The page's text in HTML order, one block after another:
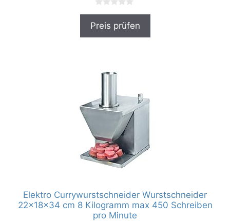
0
o
Preis prüfen
Elektro Currywurstschneider Wurstschneider
22x18x34 cm 8 Kilogramm max 450 Schreiben
pro Minute